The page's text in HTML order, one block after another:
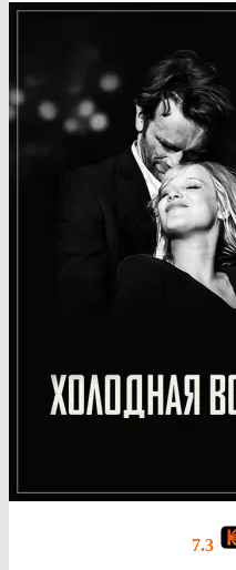
7.3